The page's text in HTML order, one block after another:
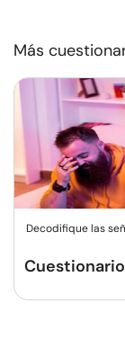
Más
Decodifique las